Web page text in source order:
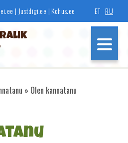
| Justdigi.ee | Kohus.ee ET RU
Olen kannatanu